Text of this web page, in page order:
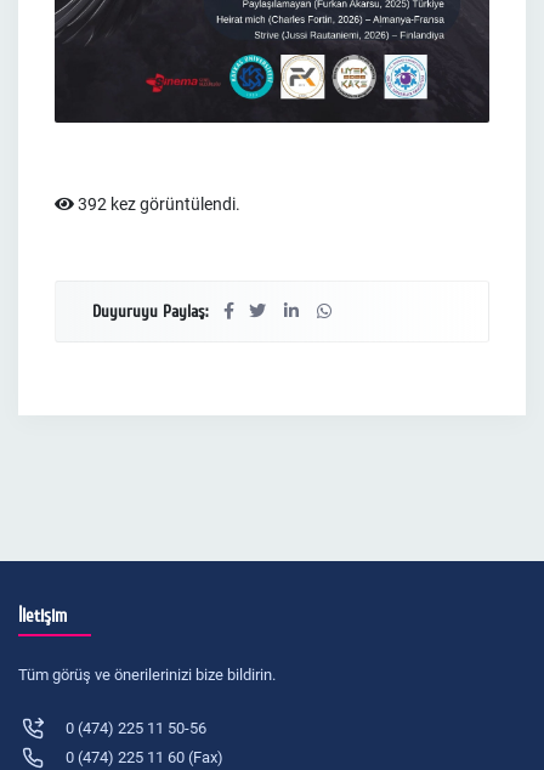
392 kez görüntülendi.
Duyuruyu Paylaş:
İletişim
Tüm görüş ve önerilerinizi bize bildirin.
0 (474) 225 11 50-56
0 (474) 225 11 60 (Fax)